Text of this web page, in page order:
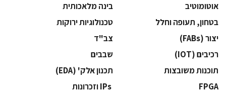
אוטומוטיב
בינה מלאכותית
בטחון, תעופה וחלל
‫טכנולוגיות ירוקות‬
‫יצור (‪(FABs‬‬
‫צב"ד‬
‫רכיבים‬ (IOT)
‫שבבים‬
‫תוכנות משובצות‬
‫תכנון אלק' (‪(EDA‬‬
‫‪FPGA‬‬